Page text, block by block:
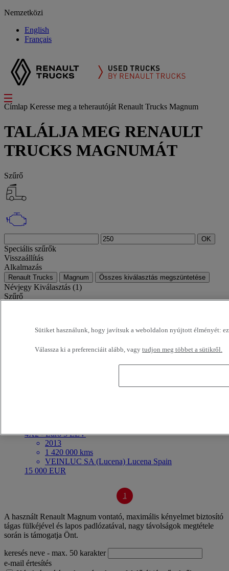
Nemzetközi
English
Français
Címlap Keresse meg a teherautóját Renault Trucks Magnum
TALÁLJA MEG RENAULT
TRUCKS MAGNUMÁT
Szűrő
OK
Speciális szűrők
Visszaállítás
Alkalmazás
Renault Trucks Magnum Összes kiválasztás megszüntetése
Névjegy Kiválasztás (1)
Szűrő
első forgalomba helyezés – növekvő futásteljesítmény –
Legközelebbi járművek
OK
4X2 - Euro 5 EEV
2013
1 420 000 kms
VEINLUC SA (Lucena) Lucena Spain
15 000 EUR
1
A használt Renault Magnum vontató, maximális kényelmet biztosító
tágas fülkéjével és lapos padlózatával, nagy távolságok megtétele
során is támogatja Önt.
keresés neve - max. 50 karakter
e-mail értesítés
Sütiket használunk, hogy javítsuk a weboldalon nyújtott élményét:
Válassza ki a preferenciáit alább, vagy tudjon meg többet a sütikről.